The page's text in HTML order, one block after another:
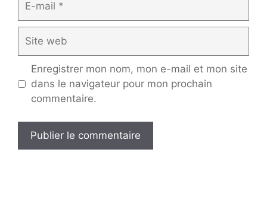
mail
web
Enregistrer mon nom, mon e-mail et mon site
dans le navigateur pour mon prochain
commentaire.